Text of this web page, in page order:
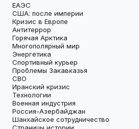
ЕАЭС
США: после империи
Кризис в Европе
Антитеррор
Горячая Арктика
Многополярный мир
Энергетика
Спортивный курьер
Проблемы Закавказья
СВО
Иранский кризис
Технологии
Военная индустрия
Россия-Азербайджан
Шанхайское сотрудничество
Страницы истории